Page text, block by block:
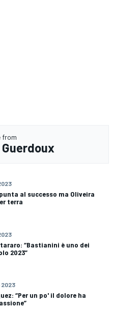
from
punta al successo ma Oliveira
terra
“Bastianini è uno dei
2023”
2023
“Per un po' il dolore ha